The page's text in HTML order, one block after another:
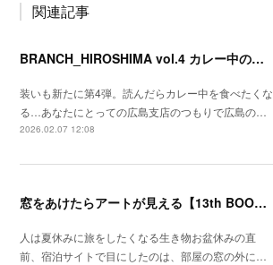
関連記事
BRANCH_HIROSHIMA vol.4 カレー中の謎を追え【14th BOOK】
装いも新たに第4弾。読んだらカレー中を食べたくな
る…あなたにとっての広島支店のつもりで広島の…
2026.02.07 12:08
窓をあけたらアートが見える【13th BOOK】
人は夏休みに旅をしたくなる生き物お盆休みの直
前、宿泊サイトで目にしたのは、部屋の窓の外に…